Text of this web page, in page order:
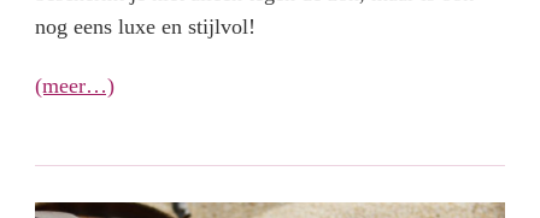
nog eens luxe en stijlvol!
(meer…)